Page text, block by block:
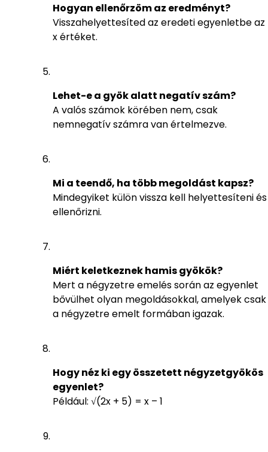
Hogyan ellenőrzöm az eredményt?
Visszahelyettesíted az eredeti egyenletbe az
x értéket.
Lehet-e a gyök alatt negatív szám?
A valós számok körében nem, csak
nemnegatív számra van értelmezve.
Mi a teendő, ha több megoldást kapsz?
Mindegyiket külön vissza kell helyettesíteni és
ellenőrizni.
Miért keletkeznek hamis gyökök?
Mert a négyzetre emelés során az egyenlet
bővülhet olyan megoldásokkal, amelyek csak
a négyzetre emelt formában igazak.
Hogy néz ki egy összetett négyzetgyökös
egyenlet?
Például: √(2x + 5) = x – 1